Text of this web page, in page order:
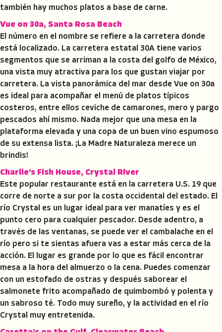
también hay muchos platos a base de carne.
Vue on 30a, Santa Rosa Beach
El número en el nombre se refiere a la carretera donde
está localizado. La carretera estatal 30A tiene varios
segmentos que se arriman a la costa del golfo de México,
una vista muy atractiva para los que gustan viajar por
carretera. La vista panorámica del mar desde Vue on 30a
es ideal para acompañar el menú de platos típicos
costeros, entre ellos ceviche de camarones, mero y pargo
pescados ahí mismo. Nada mejor que una mesa en la
plataforma elevada y una copa de un buen vino espumoso
de su extensa lista. ¡La Madre Naturaleza merece un
brindis!
Charlie’s Fish House, Crystal River
Este popular restaurante está en la carretera U.S. 19 que
corre de norte a sur por la costa occidental del estado. El
río Crystal es un lugar ideal para ver manatíes y es el
punto cero para cualquier pescador. Desde adentro, a
través de las ventanas, se puede ver el cambalache en el
río pero si te sientas afuera vas a estar más cerca de la
acción. El lugar es grande por lo que es fácil encontrar
mesa a la hora del almuerzo o la cena. Puedes comenzar
con un estofado de ostras y después saborear el
salmonete frito acompañado de quimbombó y polenta y
un sabroso té. Todo muy sureño, y la actividad en el río
Crystal muy entretenida.